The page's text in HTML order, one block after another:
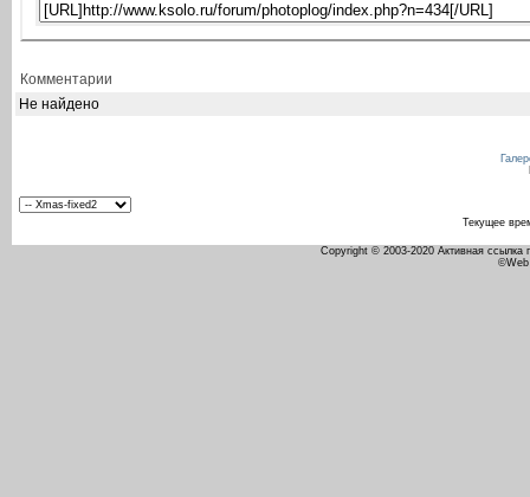
Комментарии
Не найдено
Текущее
Copyright © 2003-2020 Активная ссылка